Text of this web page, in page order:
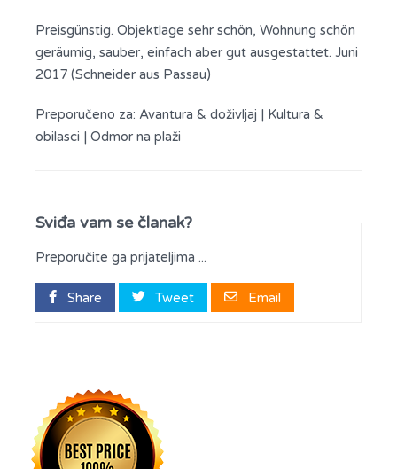
Preisgünstig. Objektlage sehr schön, Wohnung schön
geräumig, sauber, einfach aber gut ausgestattet. Juni
2017 (Schneider aus Passau)
Preporučeno za: Avantura & doživljaj | Kultura &
obilasci | Odmor na plaži
Sviđa vam se članak?
Preporučite ga prijateljima ...
Share Tweet Email